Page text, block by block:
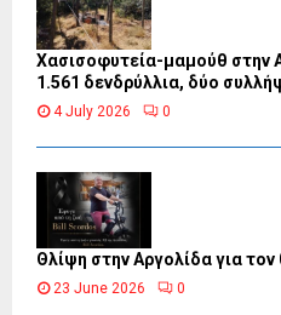
Χασισοφυτεία-μαμούθ στην
1.561 δενδρύλλια, δύο
4 July 2026 0
Θλίψη στην Αργολίδα για
23 June 2026 0